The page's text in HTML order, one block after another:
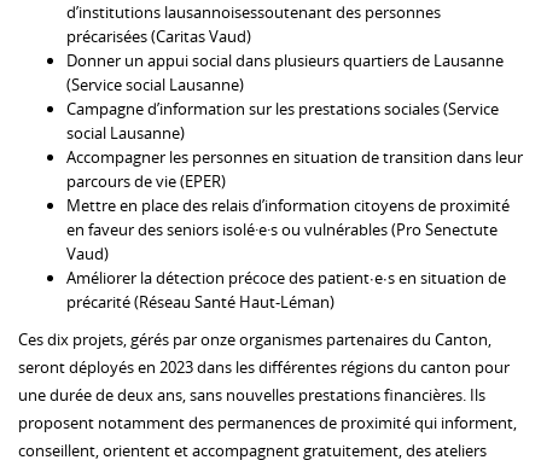
d’institutions lausannoisessoutenant des personnes
précarisées (Caritas Vaud)
Donner un appui social dans plusieurs quartiers de Lausanne
(Service social Lausanne)
Campagne d’information sur les prestations sociales (Service
social Lausanne)
Accompagner les personnes en situation de transition dans leur
parcours de vie (EPER)
Mettre en place des relais d’information citoyens de proximité
en faveur des seniors isolé·e·s ou vulnérables (Pro Senectute
Vaud)
Améliorer la détection précoce des patient∙e∙s en situation de
précarité (Réseau Santé Haut-Léman)
Ces dix projets, gérés par onze organismes partenaires du Canton,
seront déployés en 2023 dans les différentes régions du canton pour
une durée de deux ans, sans nouvelles prestations financières. Ils
proposent notamment des permanences de proximité qui informent,
conseillent, orientent et accompagnent gratuitement, des ateliers